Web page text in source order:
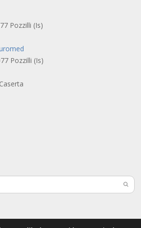
Pozzilli (Is)
Pozzilli (Is)